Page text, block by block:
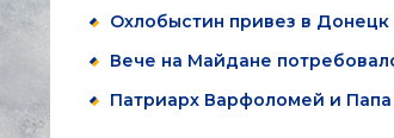
Охлобыстин привез в
Вече на Майдане
Патриарх Варфоломей и